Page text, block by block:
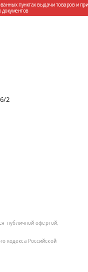
пунктах выдачи товаров и при
2
публичной офертой,
кодекса Российской